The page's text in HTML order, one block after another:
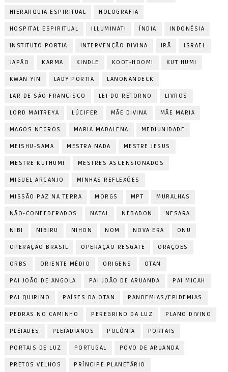
HIERARQUIA ESPIRITUAL HOLOGRAFIA
HOSPITAL ESPIRITUAL ILLUMINATI ÍNDIA INDONÉSIA
INSTITUTO PORTIA INTERVENÇÃO DIVINA IRÃ ISRAEL
JAPÃO KARMA KINDLE KOOT-HOOMI KUT HUMI
KWAN YIN LADY PORTIA LANONANDECK
LAR DE SÃO FRANCISCO LEI DO RETORNO LIVROS
LORD MAITREYA LÚCIFER MÃE DIVINA MÃE MARIA
MAGOS NEGROS MARIA MADALENA MEDIUNIDADE
MEISHU-SAMA MESTRA NADA MESTRE JESUS
MESTRE KUTHUMI MESTRES ASCENSIONADOS
MIGUEL ARCANJO MINHAS REFLEXÕES
MISSÃO PAZ NA TERRA MORGS MPT MURALHAS
NÃO-CONFEDERADOS NATAL NEBADON NESARA
NIBI NIBIRU NIHON NOM NOVA ERA ONU
OPERAÇÃO BRASIL OPERAÇÃO RESGATE ORAÇÕES
ORBS ORIENTE MÉDIO ORIGENS OTAN
PAI JOÃO DE ANGOLA PAI JOÃO DE ARUANDA PAI MICAH
PAI QUIRINO PAÍSES DA OTAN PANDEMIAS/EPIDEMIAS
PEDRAS NO CAMINHO PEREGRINO DA LUZ PLANO DIVINO
PLÊIADES PLEIADIANOS POLÔNIA PORTAIS
PORTAIS DE LUZ PORTUGAL POVO DE ARUANDA
PRETOS VELHOS PRÍNCIPE PLANETÁRIO